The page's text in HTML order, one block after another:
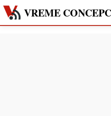
VREME